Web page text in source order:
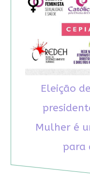
Eleição
Mulher é
para